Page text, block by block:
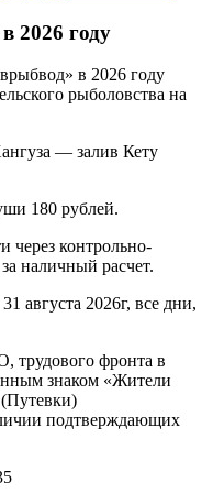
2026 году
в 2026 году
рыболовства на
— залив Кету
180 рублей.
через контрольно-
наличный расчет.
августа 2026г, все дни,
фронта в
знаком «Жители
подтверждающих